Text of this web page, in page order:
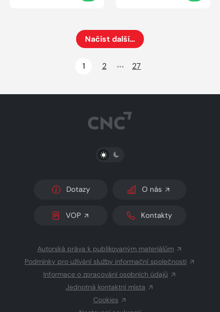
Načíst další…
1
2 27
PŘEPNOUT SVĚTLÝ/TMAVÝ REŽIM
Dotazy O nás
VOP Kontakty
Autorská práva k publikovaným materiálům
Podmínky pro užívání služby informační společnosti
Informace o zpracování osobních údajů
Jednotná kontaktní místa
Cookies